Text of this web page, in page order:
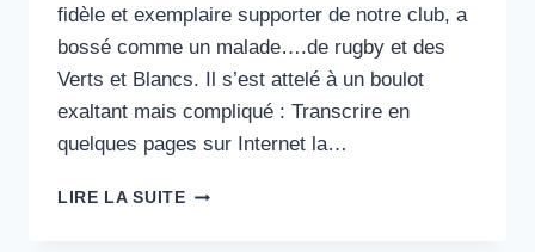
fidèle et exemplaire supporter de notre club, a
bossé comme un malade….de rugby et des
Verts et Blancs. Il s’est attelé à un boulot
exaltant mais compliqué : Transcrire en
quelques pages sur Internet la…
LIRE LA SUITELES